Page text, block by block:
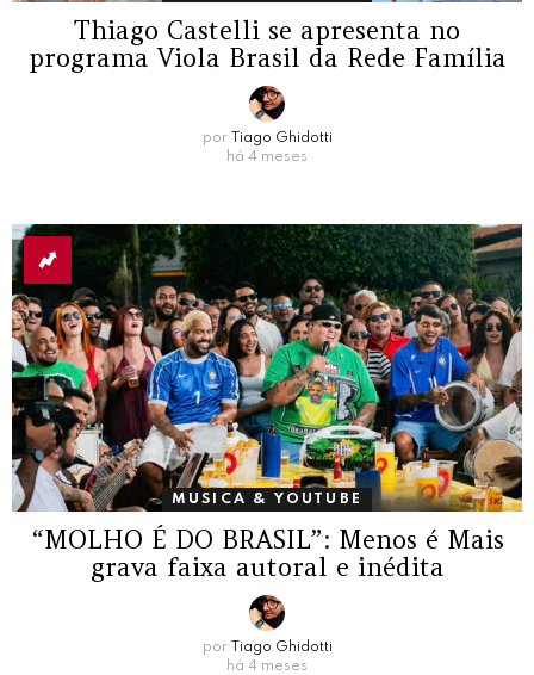
Thiago Castelli se apresenta no
programa Viola Brasil da Rede Família
por
Tiago Ghidotti
há 4 meses
MUSICA & YOUTUBE
“MOLHO É DO BRASIL”: Menos é Mais
grava faixa autoral e inédita
por
Tiago Ghidotti
há 4 meses